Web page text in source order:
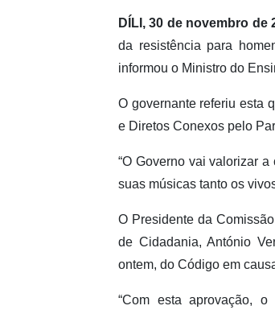
DÍLI, 30 de novembro de
da resistência para
informou o Ministro do
O governante referiu esta
e Diretos Conexos pelo
“O Governo vai valorizar
suas músicas tanto os
O Presidente da
de Cidadania, António
ontem, do Código em
“Com esta aprovação,